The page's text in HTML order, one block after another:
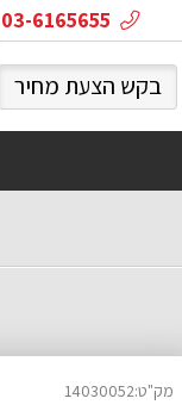
03-6165655
בקש הצעת מחיר
מק"ט:14030052